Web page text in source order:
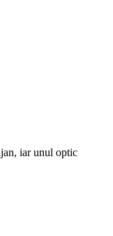
iar unul optic